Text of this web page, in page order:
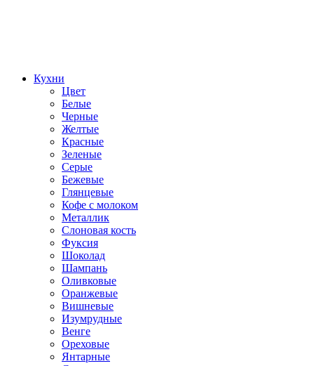
Кухни
Цвет
Белые
Черные
Желтые
Красные
Зеленые
Серые
Бежевые
Глянцевые
Кофе с молоком
Металлик
Слоновая кость
Фуксия
Шоколад
Шампань
Оливковые
Оранжевые
Вишневые
Изумрудные
Венге
Ореховые
Янтарные